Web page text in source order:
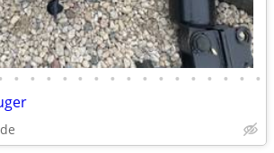
• • • • • • • • • • • • • • • •